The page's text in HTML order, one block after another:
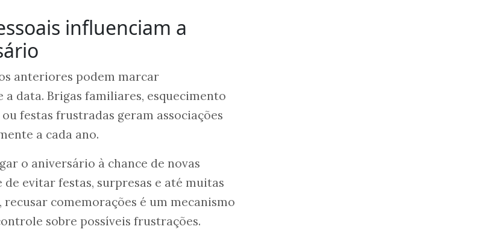
influenciam a
anteriores podem marcar
data. Brigas familiares, esquecimento
festas frustradas geram associações
a cada ano.
o aniversário à chance de novas
evitar festas, surpresas e até muitas
recusar comemorações é um mecanismo
sobre possíveis frustrações.